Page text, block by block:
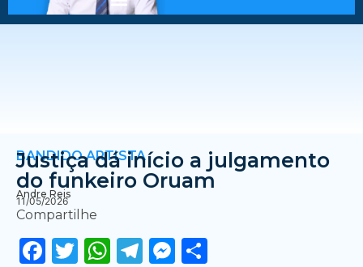
BANDIDO ARTISTA
Justiça dá início a julgamento
do funkeiro Oruam
Andre Reis
11/05/2026
Compartilhe
Facebook
Twitter
WhatsApp
Telegram
Messenger